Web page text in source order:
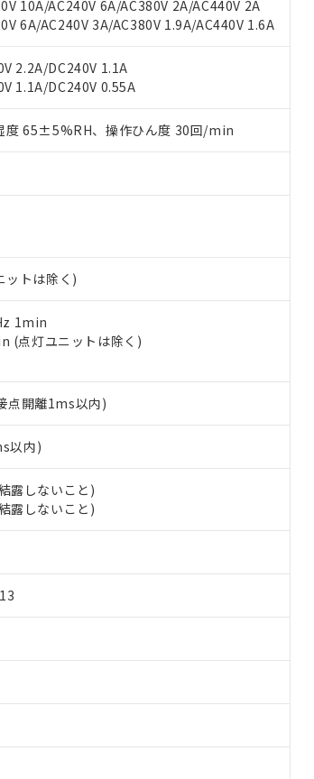
10A/AC240V 6A/AC380V 2A/AC440V 2A
6A/AC240V 3A/AC380V 1.9A/AC440V 1.6A
2.2A/DC240V 1.1A
1.1A/DC240V 0.55A
65±5%RH、操作ひん度 30回/min
ットは除く)
1min
(点灯ユニットは除く)
点開離1ms以内)
以内)
露しないこと)
露しないこと)
。
社販売拠点は「
販売ネットワーク
作成サービス）をご利用いただくには、I-Webメン
当社にご登録された部品リストについて、当社およ
関するお客様との取引・商談に必要な範囲で利用す
、予定月が前後することがあります。
することができます。
証明書
証明するもので、過去に遡って非含有を証明する
記載しておりました。
完了していることから、特段のことがない限り
てが基準値以下であることを示します。
て有害物質が外部に漏えいし、環境に深刻な影響を
へお問い合わせください。
販売する場合は、上記1、2および3の内容を当該第
合意する キャンセル
庫あり
については、お客様のお取引先、またはお客様担
にご確認ください)
状況の情報を公開していない機種